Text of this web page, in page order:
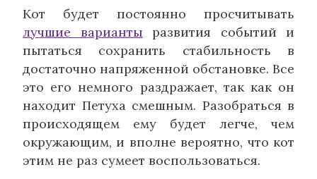
Кот будет постоянно просчитывать
лучшие варианты развития событий и
пытаться сохранить стабильность в
достаточно напряженной обстановке. Все
это его немного раздражает, так как он
находит Петуха смешным. Разобраться в
происходящем ему будет легче, чем
окружающим, и вполне вероятно, что кот
этим не раз сумеет воспользоваться.